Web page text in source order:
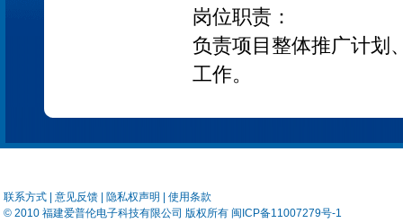
岗位职责：
负责项目整体推广计划
工作。
联系方式 意见反馈 | 隐私权声明 |
使用条款
© 2010 福建爱普伦电子科技有限公司 版权所有 闽ICP备11007279号-1